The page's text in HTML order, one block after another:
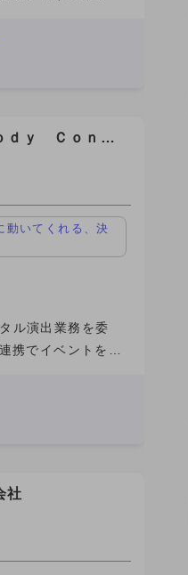
係で特に問題もな
ｄｙ Ｃｏｎｎ
動いてくれる、決
ル演出業務を委
携でイベントを制
との報酬に対する
社